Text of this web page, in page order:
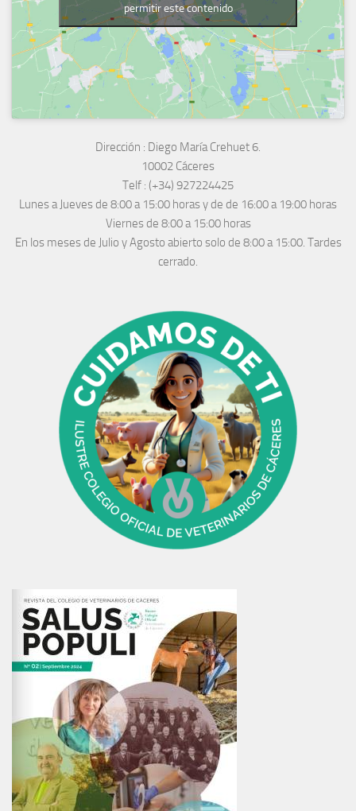
permitir este contenido
Dirección : Diego María Crehuet 6.
10002 Cáceres
Telf : (+34) 927224425
Lunes a Jueves de 8:00 a 15:00 horas y de de 16:00 a 19:00 horas
Viernes de 8:00 a 15:00 horas
En los meses de Julio y Agosto abierto solo de 8:00 a 15:00. Tardes
cerrado.